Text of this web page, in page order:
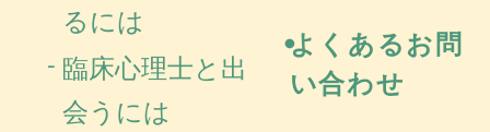
るには
臨床心理士と出
会うには
よくあるお問
い合わせ